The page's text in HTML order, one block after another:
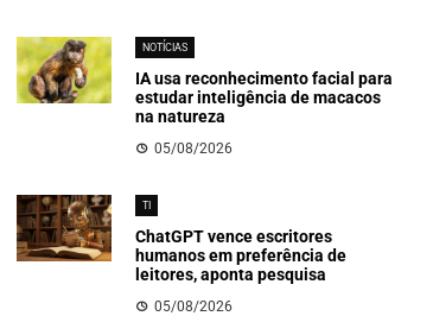
NOTÍCIAS
IA usa reconhecimento facial para
estudar inteligência de macacos
na natureza
05/08/2026
TI
ChatGPT vence escritores
humanos em preferência de
leitores, aponta pesquisa
05/08/2026